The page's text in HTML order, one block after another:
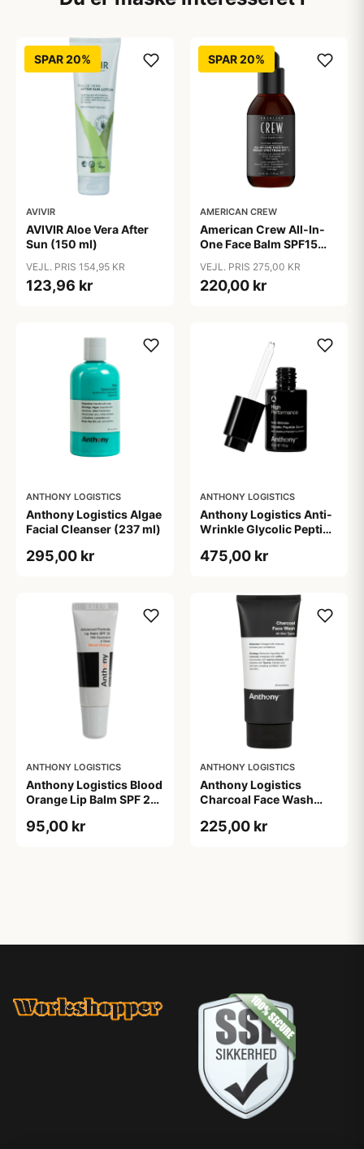
SPAR 20%
AVIVIR
AVIVIR Aloe Vera After
Sun (150 ml)
VEJL. PRIS 154,95 KR
123,96 kr
SPAR 20%
AMERICAN CREW
American Crew All-In-
One Face Balm SPF15
VEJL. PRIS 275,00 KR
220,00 kr
ANTHONY LOGISTICS
Anthony Logistics Algae
Facial Cleanser (237 ml)
295,00 kr
ANTHONY LOGISTICS
Anthony Logistics Anti-
Wrinkle Glycolic Peptide
475,00 kr
ANTHONY LOGISTICS
Anthony Logistics Blood
Orange Lip Balm SPF 25
95,00 kr
ANTHONY LOGISTICS
Anthony Logistics
Charcoal Face Wash
225,00 kr